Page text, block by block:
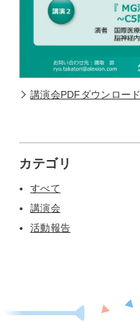
講演会PDFダウンロード
カテゴリ
すべて
講演会
活動報告